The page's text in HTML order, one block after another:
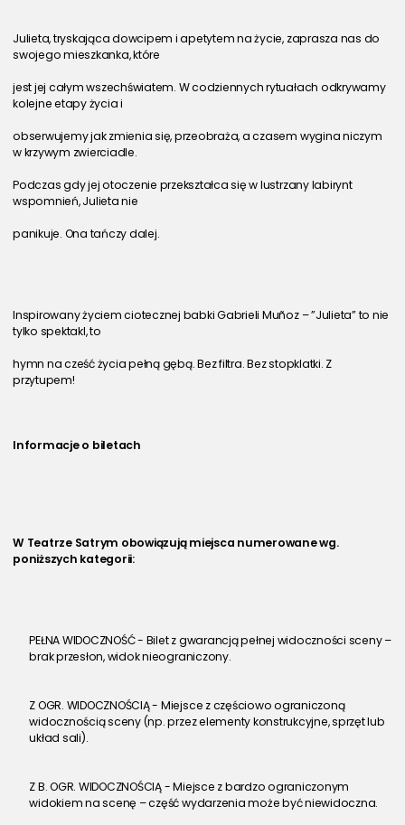
Julieta, tryskająca dowcipem i apetytem na życie, zaprasza nas do
swojego mieszkanka, które
jest jej całym wszechświatem. W codziennych rytuałach odkrywamy
kolejne etapy życia i
obserwujemy jak zmienia się, przeobraża, a czasem wygina niczym
w krzywym zwierciadle.
Podczas gdy jej otoczenie przekształca się w lustrzany labirynt
wspomnień, Julieta nie
panikuje. Ona tańczy dalej.
Inspirowany życiem ciotecznej babki Gabrieli Muñoz – ”Julieta” to nie
tylko spektakl, to
hymn na cześć życia pełną gębą. Bez filtra. Bez stopklatki. Z
przytupem!
Informacje o biletach
W Teatrze Satrym obowiązują miejsca numerowane wg.
poniższych kategorii:
PEŁNA WIDOCZNOŚĆ - Bilet z gwarancją pełnej widoczności sceny –
brak przesłon, widok nieograniczony.
Z OGR. WIDOCZNOŚCIĄ - Miejsce z częściowo ograniczoną
widocznością sceny (np. przez elementy konstrukcyjne, sprzęt lub
układ sali).
Z B. OGR. WIDOCZNOŚCIĄ - Miejsce z bardzo ograniczonym
widokiem na scenę – część wydarzenia może być niewidoczna.